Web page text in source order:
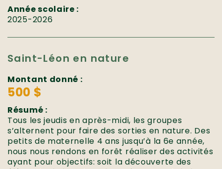
Année scolaire :
2025-2026
Saint-Léon en nature
Montant donné :
500 $
Résumé :
Tous les jeudis en après-midi, les groupes
s’alternent pour faire des sorties en nature. Des
petits de maternelle 4 ans jusqu’à la 6e année,
nous nous rendons en forêt réaliser des activités
ayant pour objectifs: soit la découverte des